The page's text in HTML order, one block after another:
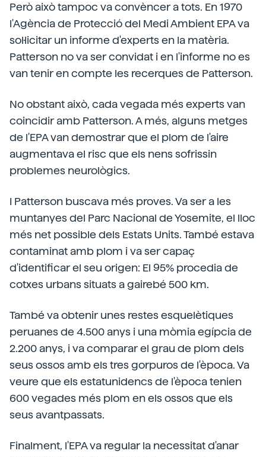
Però això tampoc va convèncer a tots. En 1970
l'Agència de Protecció del Medi Ambient EPA va
sol·licitar un informe d'experts en la matèria.
Patterson no va ser convidat i en l'informe no es
van tenir en compte les recerques de Patterson.
No obstant això, cada vegada més experts van
coincidir amb Patterson. A més, alguns metges
de l'EPA van demostrar que el plom de l'aire
augmentava el risc que els nens sofrissin
problemes neurològics.
I Patterson buscava més proves. Va ser a les
muntanyes del Parc Nacional de Yosemite, el lloc
més net possible dels Estats Units. També estava
contaminat amb plom i va ser capaç
d'identificar el seu origen: El 95% procedia de
cotxes urbans situats a gairebé 500 km.
També va obtenir unes restes esquelètiques
peruanes de 4.500 anys i una mòmia egípcia de
2.200 anys, i va comparar el grau de plom dels
seus ossos amb els tres gorpuros de l'època. Va
veure que els estatunidencs de l'època tenien
600 vegades més plom en els ossos que els
seus avantpassats.
Finalment, l'EPA va regular la necessitat d'anar